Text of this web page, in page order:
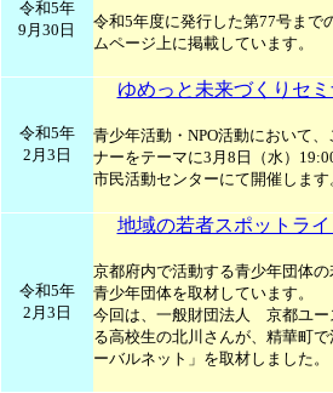
令和5年
9月30日
令和5年度に発行した第77号まで
ムページ上に掲載しています。
令和5年
2月3日
ゆめっと未来づくりセ
青少年活動・NPO活動において
ナーをテーマに3月8日（水）
市民活動センターにて開催します
令和5年
2月3日
地域の若者スポットラ
京都府内で活動する青少年団体
青少年団体を取材しています。
今回は、一般財団法人 京都ユー
る高校生の北川さんが、精華町
ーバルネット」を取材しました。